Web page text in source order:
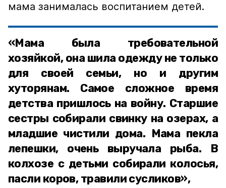
мама занималась воспитанием детей.
«Мама была требовательной
хозяйкой, она шила одежду не только
для своей семьи, но и другим
хуторянам. Самое сложное время
детства пришлось на войну. Старшие
сестры собирали свинку на озерах, а
младшие чистили дома. Мама пекла
лепешки, очень выручала рыба. В
колхозе с детьми собирали колосья,
пасли коров, травили сусликов»,